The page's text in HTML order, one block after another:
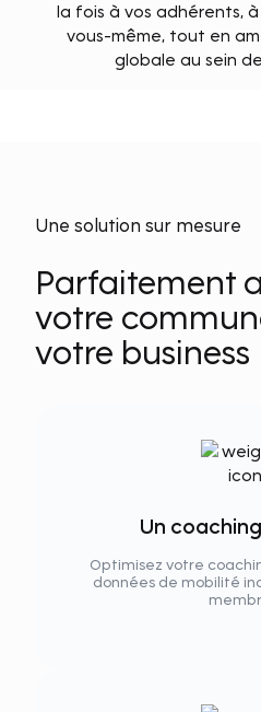
la fois à vos adhérents,
vous-même, tout en
globale au sein
Une solution sur mesure
Parfaitement
votre
votre business
Un
Optimisez votre
données de mobilité